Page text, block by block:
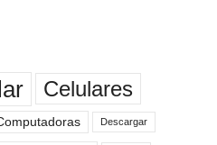
Celulares
Descargar